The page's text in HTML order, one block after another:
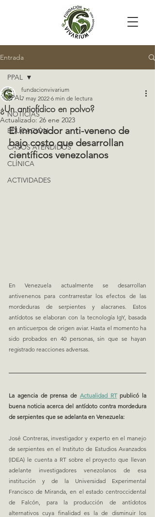
Entrada
PPAL
NOTICIAS
EDUCACIÓN
CASOS ATENDIDOS
CLÍNICA
ACTIVIDADES
PPAL
¿Un antiofídico en polvo?
fundacionvivarium
7 may 2022 6 min de lectura
Actualizado: 26 ene 2023
El innovador anti-veneno de
bajo costo que desarrollan
científicos venezolanos
En Venezuela actualmente se desarrollan
antivenenos para contrarrestar los efectos de las
mordeduras de serpientes y alacranes. Estos
antídotos se elaboran con la tecnología IgY, basada
en anticuerpos de origen aviar. Hasta el momento ha
sido probados en 40 personas, sin que se hayan
registrado reacciones adversas.
La agencia de prensa de Actualidad RT publicó la
buena noticia acerca del antídoto contra mordedura
de serpientes que se adelanta en Venezuela:
José Contreras, investigador y experto en el manejo
de serpientes en el Instituto de Estudios Avanzados
(IDEA) le cuenta a RT sobre el proyecto que llevan
adelante investigadores venezolanos de esa
institución y de la Universidad Experimental
Francisco de Miranda, en el estado centroccidental
de Falcón, para la producción de antídotos
alternativos cuya finalidad es la de disminuir los